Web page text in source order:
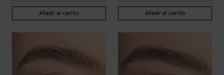
Añadir al carrito Añadir al carrito